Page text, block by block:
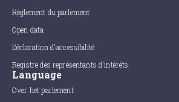
Règlement du parlement
Open data
Déclaration d'accessibilité
Registre des représentants d'intérêts
Language
Over het parlement